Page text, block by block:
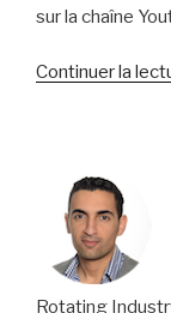
sur la chaîne
Continuer la
Rotating